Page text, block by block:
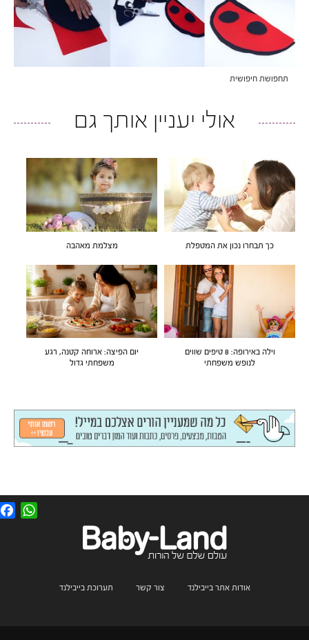
תחפושת חיפושית
אולי יעניין אותך גם
כך תבחרו נכון את המטפלת מצלמת מאהבה
וילה באירופה: 8 טיפים שווים
לנופש משפחתי
יום הפיצה: ארוחה קטנה, רגע
משפחתי גדול
אודות אתר בייבילנד צור קשר תערוכת בייבילנד
F
a
W
h